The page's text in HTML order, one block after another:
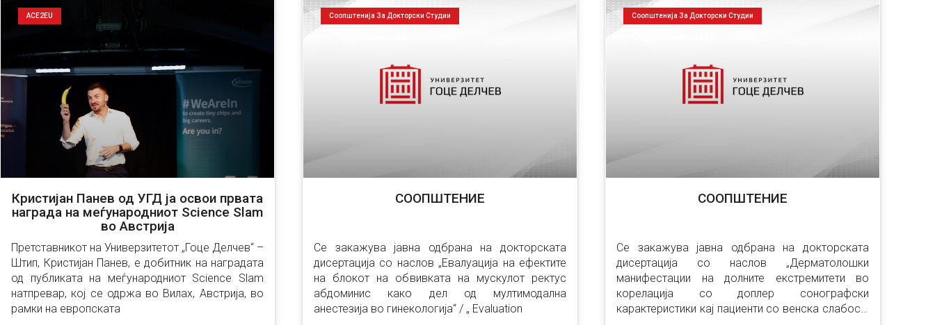
ACE2EU
Кристијан Панев од УГД ја освои првата
награда на меѓународниот Science Slam
во Австрија
Претставникот на Универзитетот „Гоце Делчев“ –
Штип, Кристијан Панев, е добитник на наградата
од публиката на меѓународниот Science Slam
натпревар, кој се одржа во Вилах, Австрија, во
рамки на европската
Соопштенија За Докторски Студии
СООПШТЕНИЕ
Се закажува јавна одбрана на докторската
дисертација со наслов „Евалуација на ефектите
на блокот на обвивката на мускулот ректус
абдоминис како дел од мултимодална
анестезија во гинекологија“ / „ Evaluation
Соопштенија За Докторски Студии
СООПШТЕНИЕ
Се закажува јавна одбрана на докторската
дисертација со наслов „Дерматолошки
манифестации на долните екстремитети во
корелација со доплер сонографски
карактеристики кај пациенти со венска слабост“